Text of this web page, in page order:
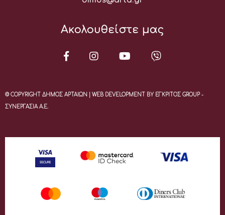
Ακολουθείστε μας
© COPYRIGHT ΔΗΜΟΣ ΑΡΤΑΙΩΝ | WEB DEVELOPMENT BY ΕΓΚΡΙΤΟΣ GROUP -
ΣΥΝΕΡΓΑΣΙΑ Α.Ε.